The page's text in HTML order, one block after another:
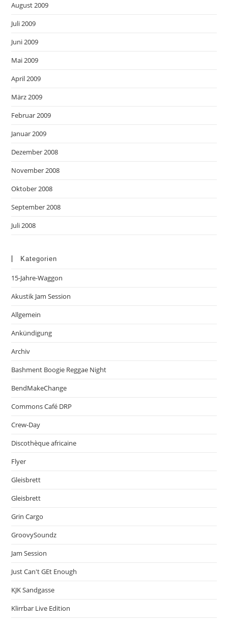
August 2009
Juli 2009
Juni 2009
Mai 2009
April 2009
März 2009
Februar 2009
Januar 2009
Dezember 2008
November 2008
Oktober 2008
September 2008
Juli 2008
Kategorien
15-Jahre-Waggon
Akustik Jam Session
Allgemein
Ankündigung
Archiv
Bashment Boogie Reggae Night
BendMakeChange
Commons Café DRP
Crew-Day
Discothèque africaine
Flyer
Gleisbrett
Gleisbrett
Grin Cargo
GroovySoundz
Jam Session
Just Can't GEt Enough
KJK Sandgasse
Klirrbar Live Edition